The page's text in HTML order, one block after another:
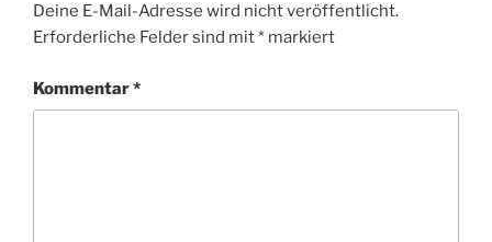
Deine E-Mail-Adresse wird nicht veröffentlicht.
Erforderliche Felder sind mit* markiert
Kommentar*